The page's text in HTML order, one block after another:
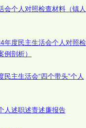
会个人对照检查材料（镇人
年度民主生活会个人对照检
剖析）
民主生活会“四个带头”个人
人述职述责述廉报告